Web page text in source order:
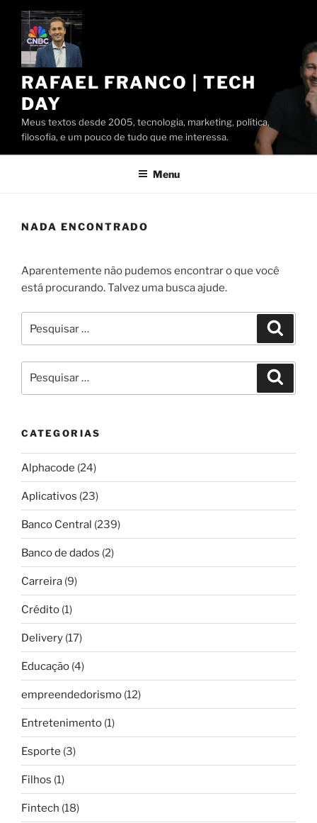
Pular
conteúdo
RAFAEL FRANCO | TECH
DAY
Meus textos desde 2005, tecnologia, marketing, política,
filosofia, e um pouco de tudo que me interessa.
Menu
NADA ENCONTRADO
Aparentemente não pudemos encontrar o que você
está procurando. Talvez uma busca ajude.
por:
por:
CATEGORIAS
Alphacode (24)
Aplicativos (23)
Banco Central (239)
Banco de dados (2)
Carreira (9)
Crédito (1)
Delivery (17)
Educação (4)
empreendedorismo (12)
Entretenimento (1)
Esporte (3)
Filhos (1)
Fintech (18)